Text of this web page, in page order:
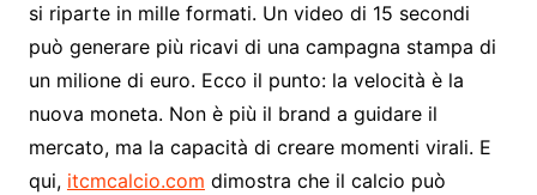
si riparte in mille formati. Un video di 15 secondi
può generare più ricavi di una campagna stampa di
un milione di euro. Ecco il punto: la velocità è la
nuova moneta. Non è più il brand a guidare il
mercato, ma la capacità di creare momenti virali. E
qui, itcmcalcio.com dimostra che il calcio può